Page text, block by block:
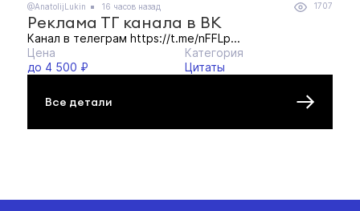
@AnatolijLukin 16 часов назад 1707
Реклама ТГ канала в ВК
Канал в телеграм https://t.me/nFFLp...
Цена
до 4 500 ₽
Категория
Цитаты
Все детали